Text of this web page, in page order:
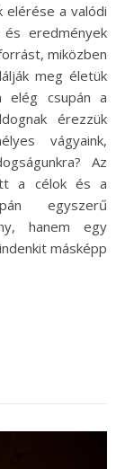
elérése a valódi
és eredmények
miközben
meg életük
elég csupán a
érezzük
vágyaink,
Az
a célok és a
egyszerű
hanem egy
másképp